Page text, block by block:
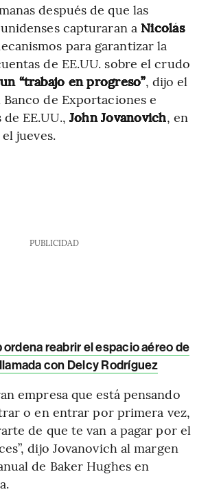
después de que las
capturaran a Nicolás
para garantizar la
de EE.UU. sobre el crudo
un “trabajo en progreso”, dijo el
de Exportaciones e
EE.UU., John Jovanovich, en
jueves.
PUBLICIDAD
ordena reabrir el espacio aéreo de
con Delcy Rodríguez
empresa que está pensando
o en entrar por primera vez,
de que te van a pagar por el
dijo Jovanovich al margen
de Baker Hughes en